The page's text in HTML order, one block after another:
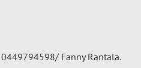
Fanny Rantala.